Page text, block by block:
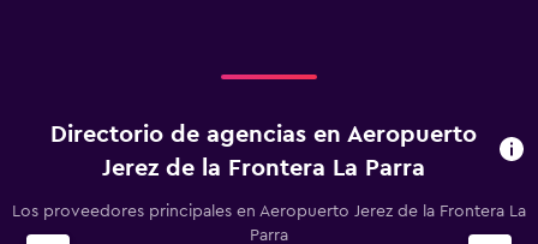
Directorio de agencias en Aeropuerto
Jerez de la Frontera La Parra
Los proveedores principales en Aeropuerto Jerez de la Frontera La
Parra